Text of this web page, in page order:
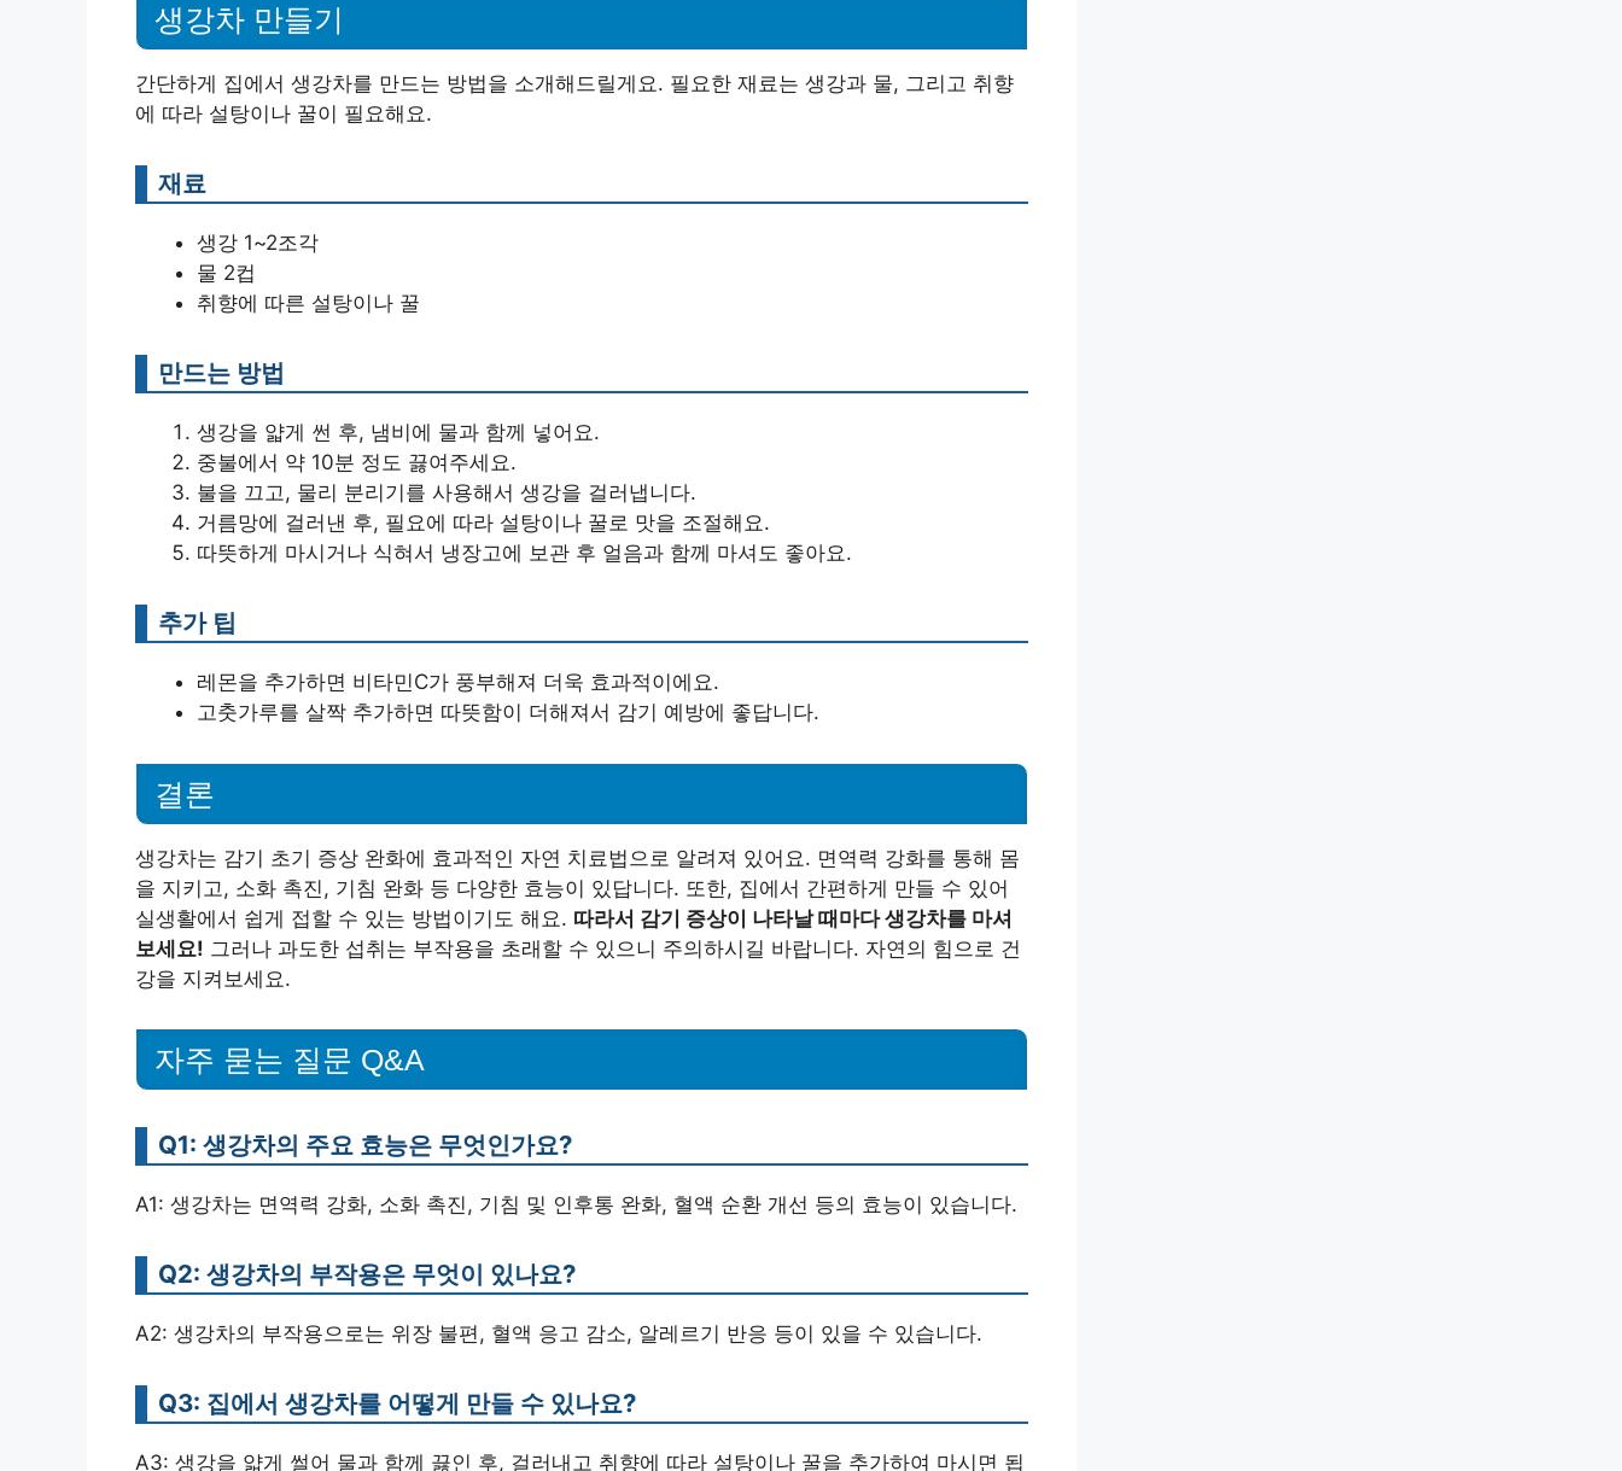
생강차 만들기
간단하게 집에서 생강차를 만드는 방법을 소개해드릴게요. 필요한 재료는 생강과 물, 그리고 취향
에 따라 설탕이나 꿀이 필요해요.
재료
생강 1~2조각
물 2컵
취향에 따른 설탕이나 꿀
만드는 방법
생강을 얇게 썬 후, 냄비에 물과 함께 넣어요.
중불에서 약 10분 정도 끓여주세요.
불을 끄고, 물리 분리기를 사용해서 생강을 걸러냅니다.
거름망에 걸러낸 후, 필요에 따라 설탕이나 꿀로 맛을 조절해요.
따뜻하게 마시거나 식혀서 냉장고에 보관 후 얼음과 함께 마셔도 좋아요.
추가 팁
레몬을 추가하면 비타민C가 풍부해져 더욱 효과적이에요.
고춧가루를 살짝 추가하면 따뜻함이 더해져서 감기 예방에 좋답니다.
결론
생강차는 감기 초기 증상 완화에 효과적인 자연 치료법으로 알려져 있어요. 면역력 강화를 통해 몸
을 지키고, 소화 촉진, 기침 완화 등 다양한 효능이 있답니다. 또한, 집에서 간편하게 만들 수 있어
실생활에서 쉽게 접할 수 있는 방법이기도 해요. 따라서 감기 증상이 나타날 때마다 생강차를 마셔
보세요! 그러나 과도한 섭취는 부작용을 초래할 수 있으니 주의하시길 바랍니다. 자연의 힘으로 건
강을 지켜보세요.
자주 묻는 질문 Q&A
Q1: 생강차의 주요 효능은 무엇인가요?
A1: 생강차는 면역력 강화, 소화 촉진, 기침 및 인후통 완화, 혈액 순환 개선 등의 효능이 있습니다.
Q2: 생강차의 부작용은 무엇이 있나요?
A2: 생강차의 부작용으로는 위장 불편, 혈액 응고 감소, 알레르기 반응 등이 있을 수 있습니다.
Q3: 집에서 생강차를 어떻게 만들 수 있나요?
A3: 생강을 얇게 썰어 물과 함께 끓인 후, 걸러내고 취향에 따라 설탕이나 꿀을 추가하여 마시면 됩